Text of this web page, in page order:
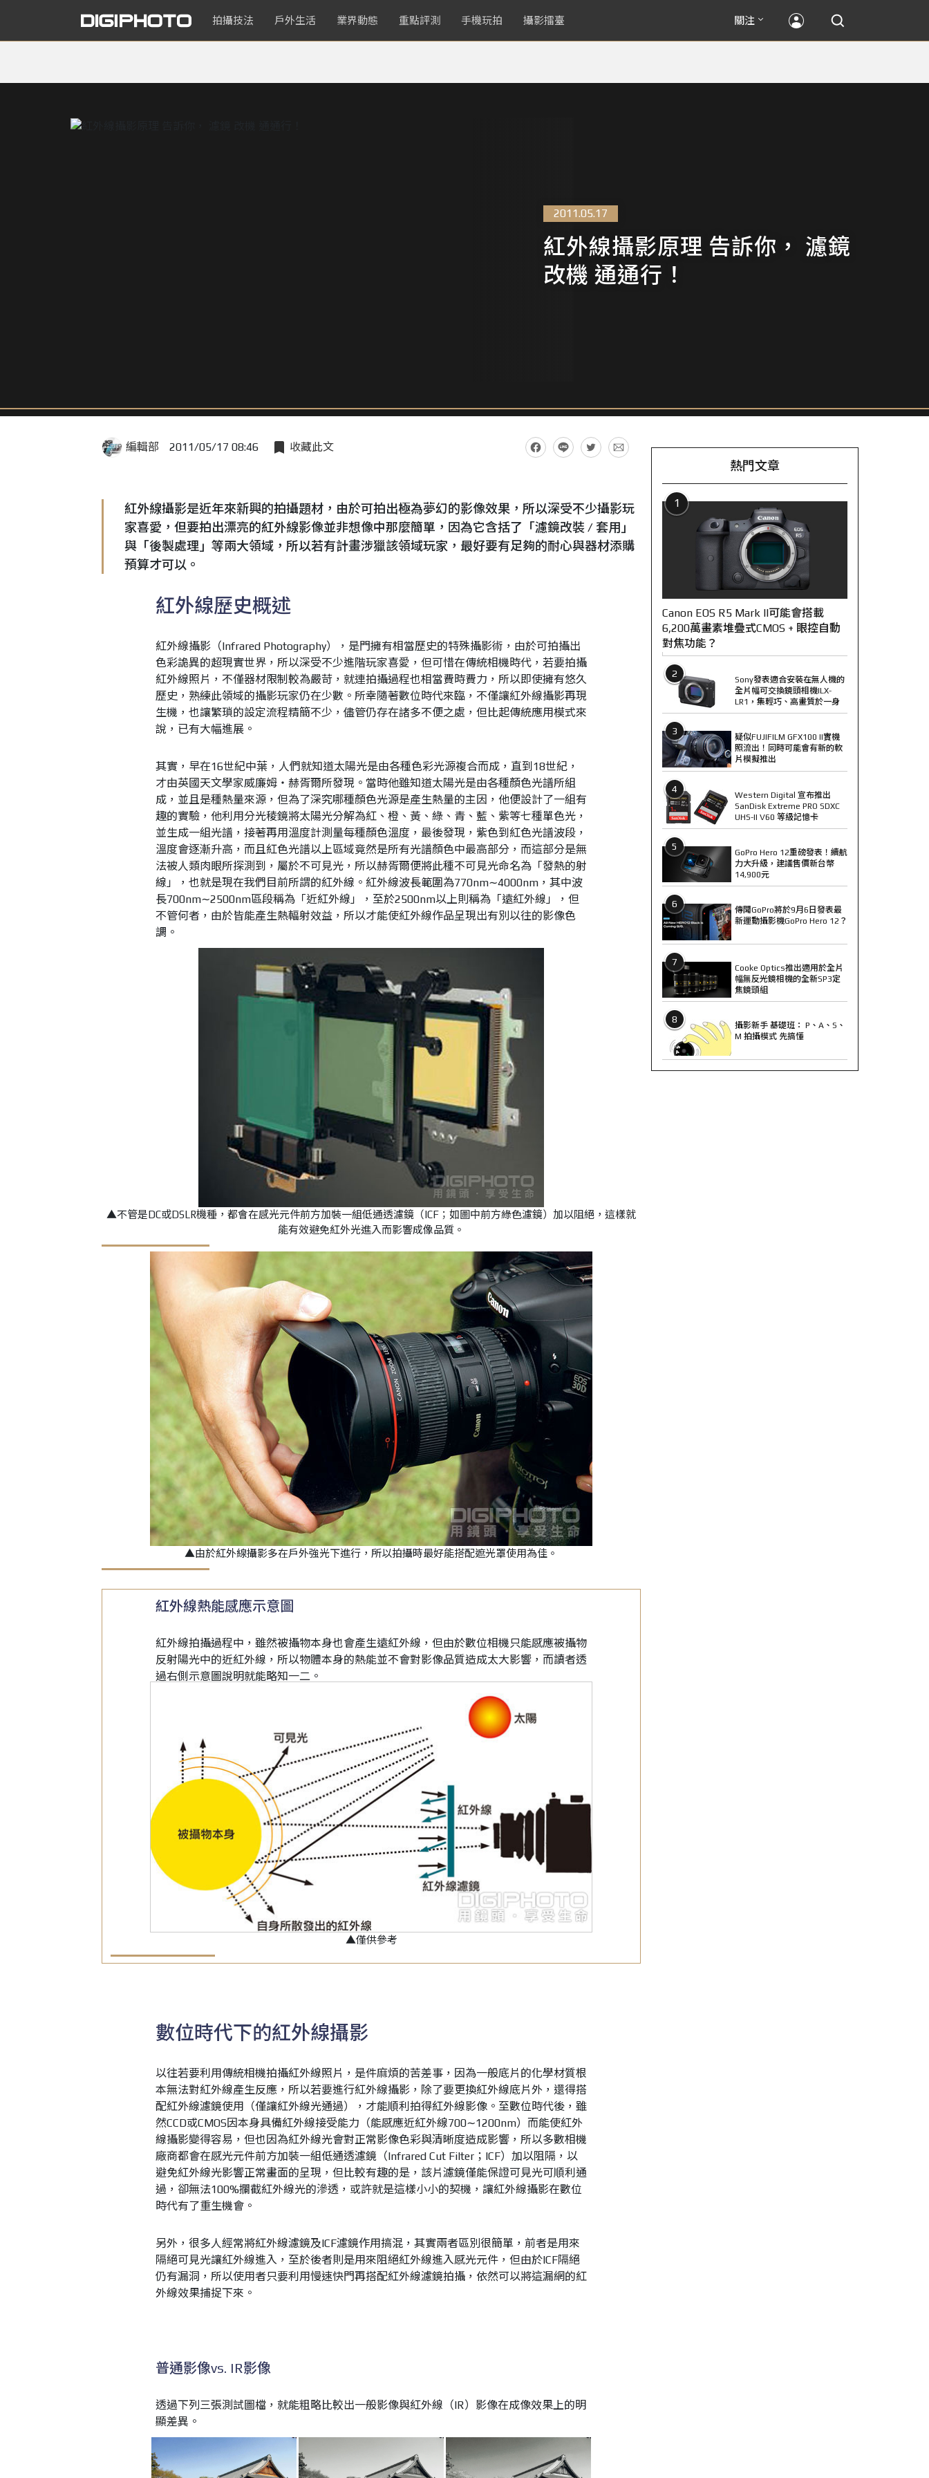
拍攝技法 戶外生活 業界動態 重點評測 手機玩拍 攝影擂臺 關注
2011.05.17
紅外線攝影原理 告訴你， 濾鏡
改機 通通行！
編輯部 2011/05/17 08:46 收藏此文
紅外線攝影是近年來新興的拍攝題材，由於可拍出極為夢幻的影像效果，所以深受不少攝影玩
家喜愛，但要拍出漂亮的紅外線影像並非想像中那麼簡單，因為它含括了「濾鏡改裝 / 套用」
與「後製處理」等兩大領域，所以若有計畫涉獵該領域玩家，最好要有足夠的耐心與器材添購
預算才可以。
紅外線歷史概述
紅外線攝影（Infrared Photography），是門擁有相當歷史的特殊攝影術，由於可拍攝出
色彩詭異的超現實世界，所以深受不少進階玩家喜愛，但可惜在傳統相機時代，若要拍攝
紅外線照片，不僅器材限制較為嚴苛，就連拍攝過程也相當費時費力，所以即使擁有悠久
歷史，熟練此領域的攝影玩家仍在少數。所幸隨著數位時代來臨，不僅讓紅外線攝影再現
生機，也讓繁瑣的設定流程精簡不少，儘管仍存在諸多不便之處，但比起傳統應用模式來
說，已有大幅進展。
其實，早在16世紀中葉，人們就知道太陽光是由各種色彩光源複合而成，直到18世紀，
才由英國天文學家威廉姆‧赫胥爾所發現。當時他雖知道太陽光是由各種顏色光譜所組
成，並且是種熱量來源，但為了深究哪種顏色光源是產生熱量的主因，他便設計了一組有
趣的實驗，他利用分光稜鏡將太陽光分解為紅、橙、黃、綠、青、藍、紫等七種單色光，
並生成一組光譜，接著再用溫度計測量每種顏色溫度，最後發現，紫色到紅色光譜波段，
溫度會逐漸升高，而且紅色光譜以上區域竟然是所有光譜顏色中最高部分，而這部分是無
法被人類肉眼所探測到，屬於不可見光，所以赫胥爾便將此種不可見光命名為「發熱的射
線」，也就是現在我們目前所謂的紅外線。紅外線波長範圍為770nm∼4000nm，其中波
長700nm∼2500nm區段稱為「近紅外線」，至於2500nm以上則稱為「遠紅外線」，但
不管何者，由於皆能產生熱輻射效益，所以才能使紅外線作品呈現出有別以往的影像色
調。
▲不管是DC或DSLR機種，都會在感光元件前方加裝一組低通透濾鏡（ICF；如圖中前方綠色濾鏡）加以阻絕，這樣就
能有效避免紅外光進入而影響成像品質。
▲由於紅外線攝影多在戶外強光下進行，所以拍攝時最好能搭配遮光罩使用為佳。
紅外線熱能感應示意圖
紅外線拍攝過程中，雖然被攝物本身也會產生遠紅外線，但由於數位相機只能感應被攝物
反射陽光中的近紅外線，所以物體本身的熱能並不會對影像品質造成太大影響，而讀者透
過右側示意圖說明就能略知一二。
▲僅供參考
數位時代下的紅外線攝影
以往若要利用傳統相機拍攝紅外線照片，是件麻煩的苦差事，因為一般底片的化學材質根
本無法對紅外線產生反應，所以若要進行紅外線攝影，除了要更換紅外線底片外，還得搭
配紅外線濾鏡使用（僅讓紅外線光通過），才能順利拍得紅外線影像。至數位時代後，雖
然CCD或CMOS因本身具備紅外線接受能力（能感應近紅外線700∼1200nm）而能使紅外
線攝影變得容易，但也因為紅外線光會對正常影像色彩與清晰度造成影響，所以多數相機
廠商都會在感光元件前方加裝一組低通透濾鏡（Infrared Cut Filter；ICF）加以阻隔，以
避免紅外線光影響正常畫面的呈現，但比較有趣的是，該片濾鏡僅能保證可見光可順利通
過，卻無法100%攔截紅外線光的滲透，或許就是這樣小小的契機，讓紅外線攝影在數位
時代有了重生機會。
另外，很多人經常將紅外線濾鏡及ICF濾鏡作用搞混，其實兩者區別很簡單，前者是用來
隔絕可見光讓紅外線進入，至於後者則是用來阻絕紅外線進入感光元件，但由於ICF隔絕
仍有漏洞，所以使用者只要利用慢速快門再搭配紅外線濾鏡拍攝，依然可以將這漏網的紅
外線效果捕捉下來。
普通影像vs. IR影像
透過下列三張測試圖檔，就能粗略比較出一般影像與紅外線（IR）影像在成像效果上的明
顯差異。
熱門文章
1
Canon EOS R5 Mark II可能會搭載
6,200萬畫素堆疊式CMOS + 眼控自動
對焦功能？
2
Sony發表適合安裝在無人機的
全片幅可交換鏡頭相機ILX-
LR1，集輕巧、高畫質於一身
3
疑似FUJIFILM GFX100 II實機
照流出！同時可能會有新的軟
片模擬推出
4
Western Digital 宣布推出
SanDisk Extreme PRO SDXC
UHS-II V60 等級記憶卡
5
GoPro Hero 12重磅發表！續航
力大升級，建議售價新台幣
14,900元
6
傳聞GoPro將於9月6日發表最
新運動攝影機GoPro Hero 12？
7
Cooke Optics推出適用於全片
幅無反光鏡相機的全新SP3定
焦鏡頭組
8
攝影新手 基礎班： P、A、S、
M 拍攝模式 先搞懂